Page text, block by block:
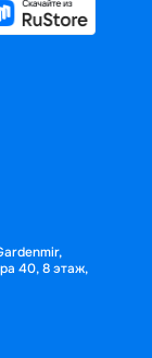
40, 8 этаж,